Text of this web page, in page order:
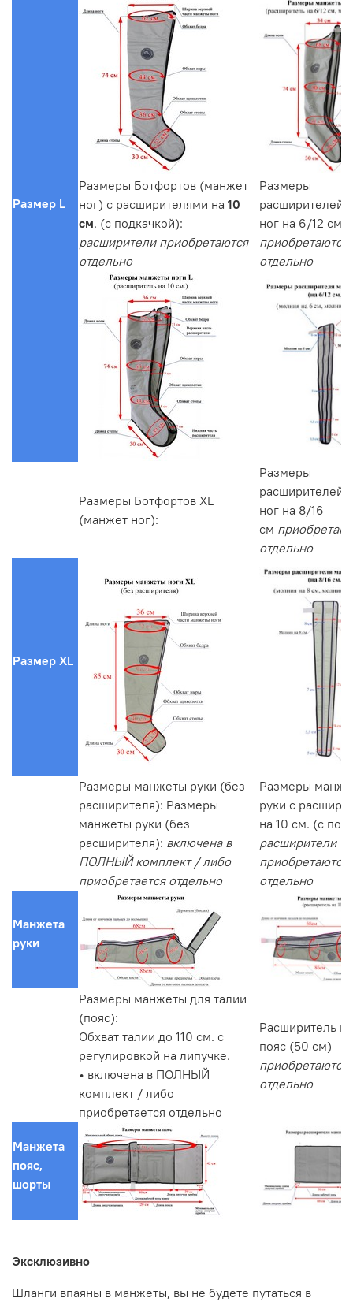
Размер L
Размеры Ботфортов (манжет
ног) с расширителями на 10
см. (с подкачкой):
расширители приобретаются
отдельно
Размеры
расширителей
ног на 6/12 см.
приобретаются
отдельно
Размеры Ботфортов XL
(манжет ног):
Размеры
расширителей
ног на 8/16
см
отдельно
Размер XL
Размеры манжеты руки (без
расширителя): Размеры
манжеты руки (без
расширителя): включена в
ПОЛНЫЙ комплект / либо
приобретается отдельно
Размеры
руки с
на 10 см. (с
расширители
приобретаются
отдельно
Манжета
руки
Размеры манжеты для талии
(пояс):
Обхват талии до 110 см. с
регулировкой на липучке.
• включена в ПОЛНЫЙ
комплект / либо
приобретается отдельно
Расширитель
пояс (50 см)
приобретаются
отдельно
Манжета
пояс,
шорты
Эксклюзивно
Шланги впаяны в манжеты, вы не будете путаться в